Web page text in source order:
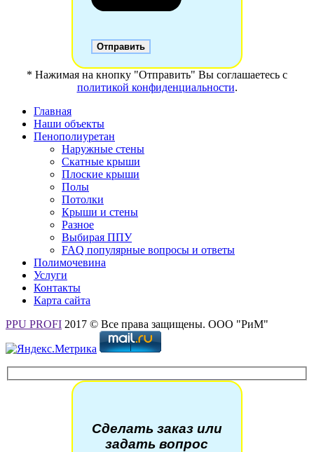
* Нажимая на кнопку "Отправить" Вы соглашаетесь с
политикой конфиденциальности.
Главная
Наши объекты
Пенополиуретан
Наружные стены
Скатные крыши
Плоские крыши
Полы
Потолки
Крыши и стены
Разное
Выбирая ППУ
FAQ популярные вопросы и ответы
Полимочевина
Услуги
Контакты
Карта сайта
PPU PROFI 2017 © Все права защищены. ООО "РиМ"
Сделать заказ или
задать вопрос